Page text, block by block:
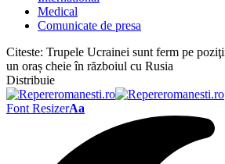
Medical
Comunicate de presa
Citeste: Trupele Ucrainei sunt ferm pe
un oraș cheie în războiul cu Rusia
Distribuie
Font ResizerAa